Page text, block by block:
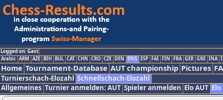
Logged on: Gast
Arabic ARM AZE BIH BUL CAT CHN CRO CZE DEN ENG ESP FAI FIN FRA GER GRE INA
Home Tournament-Database AUT championship Pictures
Turnierschach-Elozahl Schnellschach-Elozahl
Allgemeines Turnier anmelden: AUT Spieler anmelden Elo AUT